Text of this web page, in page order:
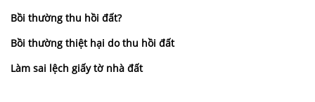
Bồi thường thu hồi đất?
Bồi thường thiệt hại do thu hồi đất
Làm sai lệch giấy tờ nhà đất